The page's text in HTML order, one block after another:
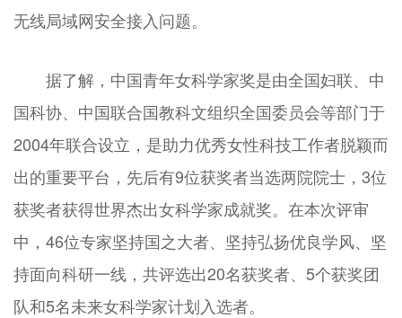
无线局域网安全接入问题。
据了解，中国青年女科学家奖是由全国妇联、中
国科协、中国联合国教科文组织全国委员会等部门于
2004年联合设立，是助力优秀女性科技工作者脱颖而
出的重要平台，先后有9位获奖者当选两院院士，3位
获奖者获得世界杰出女科学家成就奖。在本次评审
中，46位专家坚持国之大者、坚持弘扬优良学风、坚
持面向科研一线，共评选出20名获奖者、5个获奖团
队和5名未来女科学家计划入选者。